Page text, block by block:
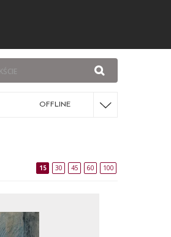
OFFLINE
15 30 45 60 100